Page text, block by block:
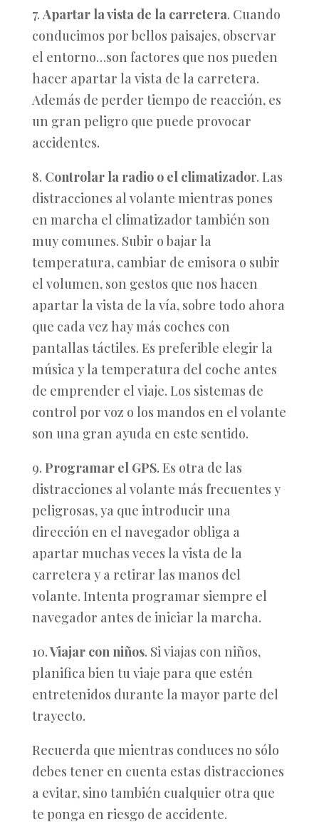
7. Apartar la vista de la carretera. Cuando
conducimos por bellos paisajes, observar
el entorno…son factores que nos pueden
hacer apartar la vista de la carretera.
Además de perder tiempo de reacción, es
un gran peligro que puede provocar
accidentes.
8. Controlar la radio o el climatizador. Las
distracciones al volante mientras pones
en marcha el climatizador también son
muy comunes. Subir o bajar la
temperatura, cambiar de emisora o subir
el volumen, son gestos que nos hacen
apartar la vista de la vía, sobre todo ahora
que cada vez hay más coches con
pantallas táctiles. Es preferible elegir la
música y la temperatura del coche antes
de emprender el viaje. Los sistemas de
control por voz o los mandos en el volante
son una gran ayuda en este sentido.
9. Programar el GPS. Es otra de las
distracciones al volante más frecuentes y
peligrosas, ya que introducir una
dirección en el navegador obliga a
apartar muchas veces la vista de la
carretera y a retirar las manos del
volante. Intenta programar siempre el
navegador antes de iniciar la marcha.
10.Viajar con niños. Si viajas con niños,
planifica bien tu viaje para que estén
entretenidos durante la mayor parte del
trayecto.
Recuerda que mientras conduces no sólo
debes tener en cuenta estas distracciones
a evitar, sino también cualquier otra que
te ponga en riesgo de accidente.